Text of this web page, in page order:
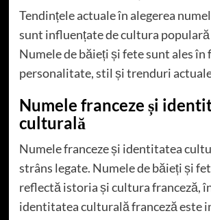
Tendințele actuale în alegerea
sunt influențate de cultura
Numele de băieți și fete sunt ales în
personalitate, stil și trenduri
Numele franceze și
culturală
Numele franceze și identitatea
strâns legate. Numele de băieți și
reflectă istoria și cultura franceză,
identitatea culturală franceză este